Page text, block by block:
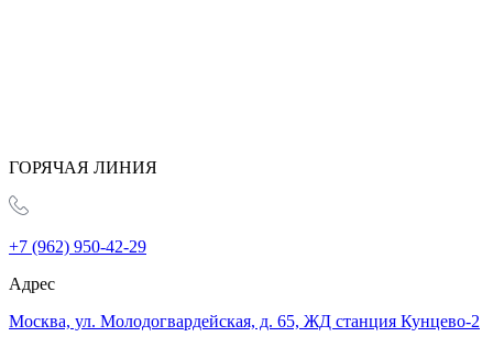
ГОРЯЧАЯ ЛИНИЯ
+7 (962) 950-42-29
Адрес
Москва, ул. Молодогвардейская, д. 65, ЖД станция Кунцево-2